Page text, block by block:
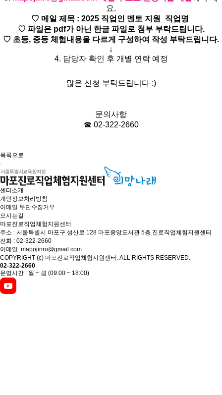
요.
♡ 메일 제목 : 2025 직업인 멘토 지원_직업명
♡ 파일은 pdf가 아닌 한글 파일로 첨부 부탁드립니다.
♡ 초등, 중등 체험내용을 다르게 구성하여 작성 부탁드립니다.
↓
4. 담당자 확인 후 개별 연락 예정
많은 신청 부탁드립니다 :)
문의사항
☎ 02-322-2660
목록으로
센터소개
개인정보처리방침
이메일 무단수집거부
오시는길
마포진로직업체험지원센터
주소 : 서울특별시 마포구 성산로 128 마포중앙도서관 5층 진로직업체험지원센터
전화 : 02-322-2660
이메일: mapojinro@gmail.com
COPYRIGHT (c) 마포진로직업체험지원센터. ALL RIGHTS RESERVED.
02-322-2660
운영시간 : 월 ~ 금 (09:00 ~ 18:00)